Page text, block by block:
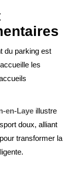
du parking est
les
en-Laye illustre
doux, alliant
transformer la